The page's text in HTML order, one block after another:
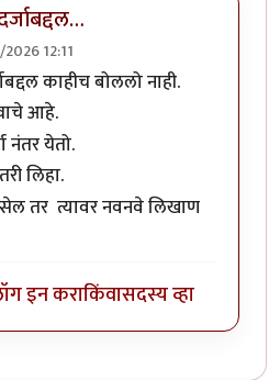
12:11
काहीच बोललो नाही.
आहे.
नंतर येतो.
लिहा.
तर त्यावर नवनवे लिखाण
इन कराकिंवासदस्य व्हा